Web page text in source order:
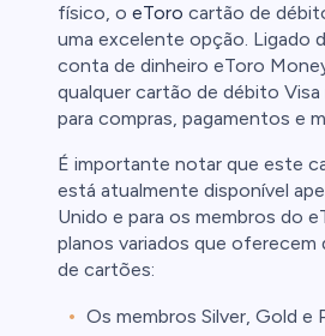
físico, o eToro cartão de
uma excelente opção. Ligado
conta de dinheiro eToro
qualquer cartão de débito Visa
para compras, pagamentos e
É importante notar que este
está atualmente disponível
Unido e para os membros do
planos variados que
de cartões:
Os membros Silver, Gold e